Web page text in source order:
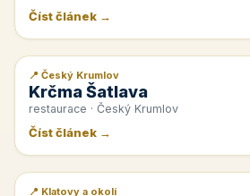
Číst článek →
📰 PR článek
📍 Český Krumlov
Krčma Šatlava
restaurace · Český Krumlov
Číst článek →
📰 PR článek
📍 Klatovy a okolí